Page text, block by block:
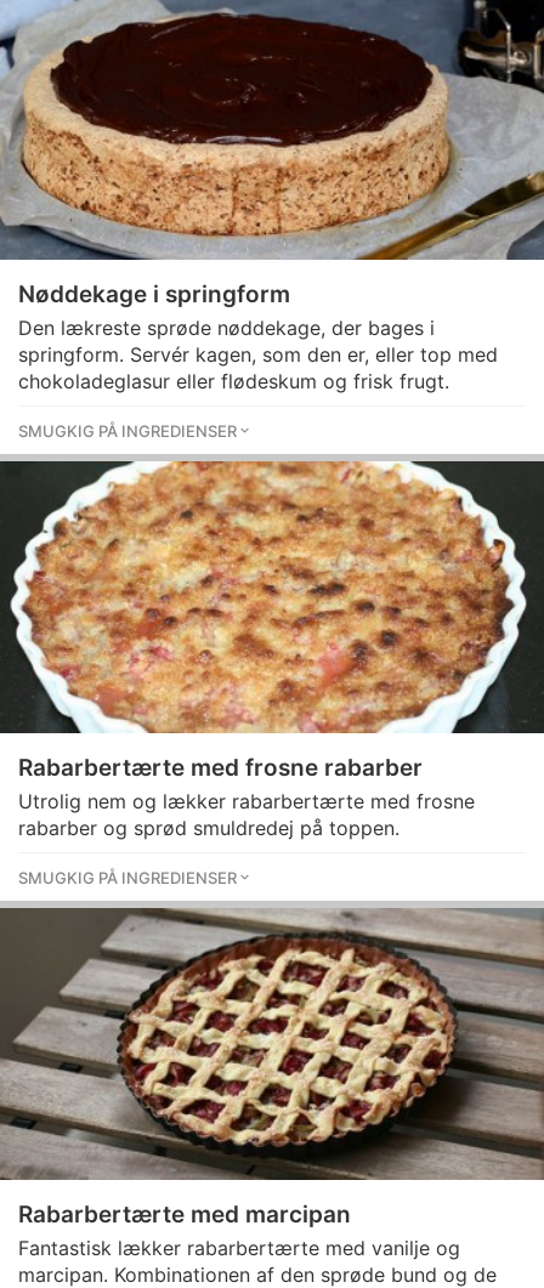
Nøddekage i springform
Den lækreste sprøde nøddekage, der bages i
springform. Servér kagen, som den er, eller top med
chokoladeglasur eller flødeskum og frisk frugt.
SMUGKIG PÅ INGREDIENSER
Rabarbertærte med frosne rabarber
Utrolig nem og lækker rabarbertærte med frosne
rabarber og sprød smuldredej på toppen.
SMUGKIG PÅ INGREDIENSER
Rabarbertærte med marcipan
Fantastisk lækker rabarbertærte med vanilje og
marcipan. Kombinationen af den sprøde bund og de